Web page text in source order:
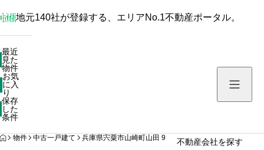
保存した条件
不動産会社を探す
地元140社が登録する、エリアNo.1不動産ポータル。
最近
見た
物件
お気
に入
り
保存
した
条件
HOME
物件 中古一戸建て 兵庫県宍粟市山崎町山田 9DK